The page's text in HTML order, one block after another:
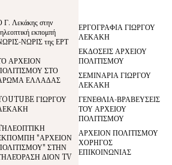
Γ. Λεκάκης στην
εκπομπή
ΝΩΡΙΣ της ΕΡΤ
ΑΡΧΕΙΟΝ
ΣΤΟ
ΕΛΛΑΔΑΣ
ΓΙΩΡΓΟΥ
"ΑΡΧΕΙΟΝ
ΣΤΗΝ
ΔΙΟΝ TV
ΕΡΓΟΓΡΑΦΙΑ ΓΙΩΡΓΟΥ
ΛΕΚΑΚΗ
ΕΚΔΟΣΕΙΣ ΑΡΧΕΙΟΥ
ΠΟΛΙΤΙΣΜΟΥ
ΣΕΜΙΝΑΡΙΑ ΓΙΩΡΓΟΥ
ΛΕΚΑΚΗ
ΓΕΝΕΘΛΙΑ-ΒΡΑΒΕΥΣΕΙΣ
ΤΟΥ ΑΡΧΕΙΟΥ
ΠΟΛΙΤΙΣΜΟΥ
ΑΡΧΕΙΟΝ ΠΟΛΙΤΙΣΜΟΥ
ΧΟΡΗΓΟΣ
ΕΠΙΚΟΙΝΩΝΙΑΣ